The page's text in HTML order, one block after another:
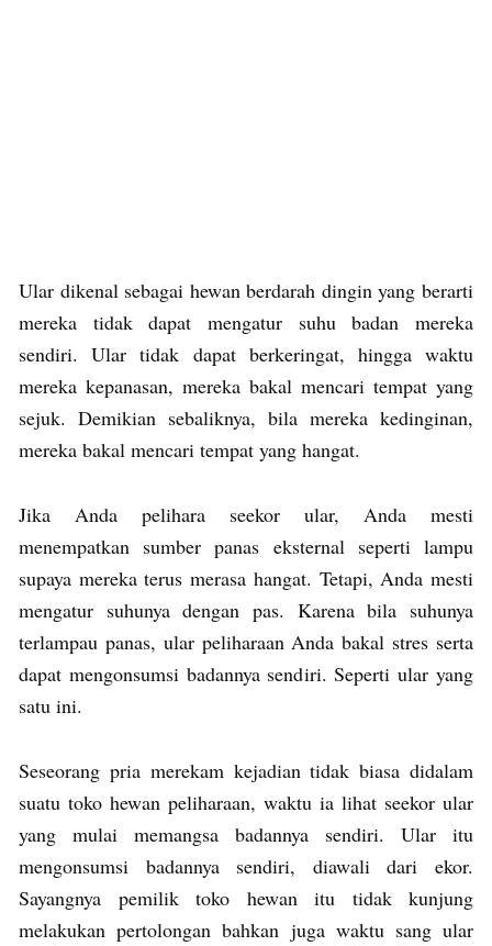
Ular dikenal sebagai hewan berdarah dingin yang berarti
mereka tidak dapat mengatur suhu badan mereka
sendiri. Ular tidak dapat berkeringat, hingga waktu
mereka kepanasan, mereka bakal mencari tempat yang
sejuk. Demikian sebaliknya, bila mereka kedinginan,
mereka bakal mencari tempat yang hangat.
Jika Anda pelihara seekor ular, Anda mesti
menempatkan sumber panas eksternal seperti lampu
supaya mereka terus merasa hangat. Tetapi, Anda mesti
mengatur suhunya dengan pas. Karena bila suhunya
terlampau panas, ular peliharaan Anda bakal stres serta
dapat mengonsumsi badannya sendiri. Seperti ular yang
satu ini.
Seseorang pria merekam kejadian tidak biasa didalam
suatu toko hewan peliharaan, waktu ia lihat seekor ular
yang mulai memangsa badannya sendiri. Ular itu
mengonsumsi badannya sendiri, diawali dari ekor.
Sayangnya pemilik toko hewan itu tidak kunjung
melakukan pertolongan bahkan juga waktu sang ular